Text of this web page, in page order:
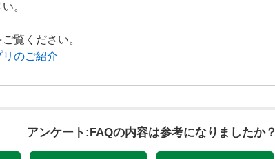
。
覧ください。
のご紹介
アンケート:FAQの内容は参考になりましたか？